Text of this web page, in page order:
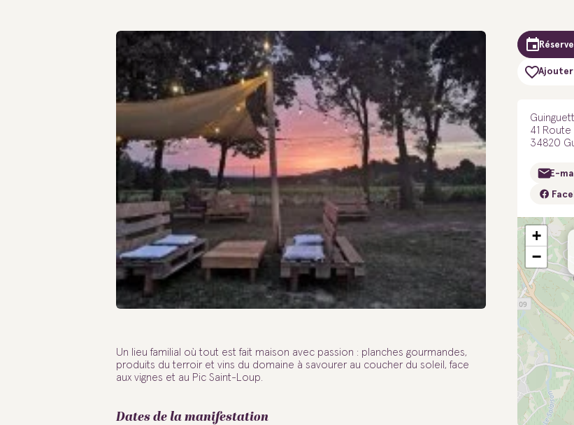
Un lieu familial où tout est fait maison avec passion : planches gourmandes,
produits du terroir et vins du domaine à savourer au coucher du soleil, face
aux vignes et au Pic Saint-Loup.
Dates de la manifestation
Ajouter
41 Route
34820
E-
+
−